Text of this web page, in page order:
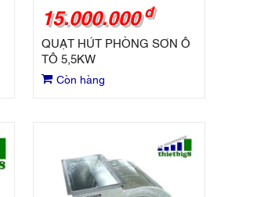
15.000.000 đ
QUẠT HÚT PHÒNG SƠN Ô
TÔ 5,5KW
Còn hàng